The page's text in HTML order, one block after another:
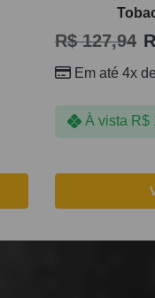
R$127,94
Em até 4x
À vista R$